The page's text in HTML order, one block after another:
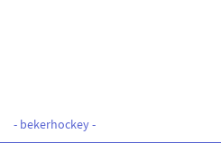
- bekerhockey -